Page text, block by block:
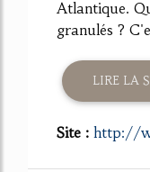
Atlantique.
granulés ?
LIRE LA
Site : http://